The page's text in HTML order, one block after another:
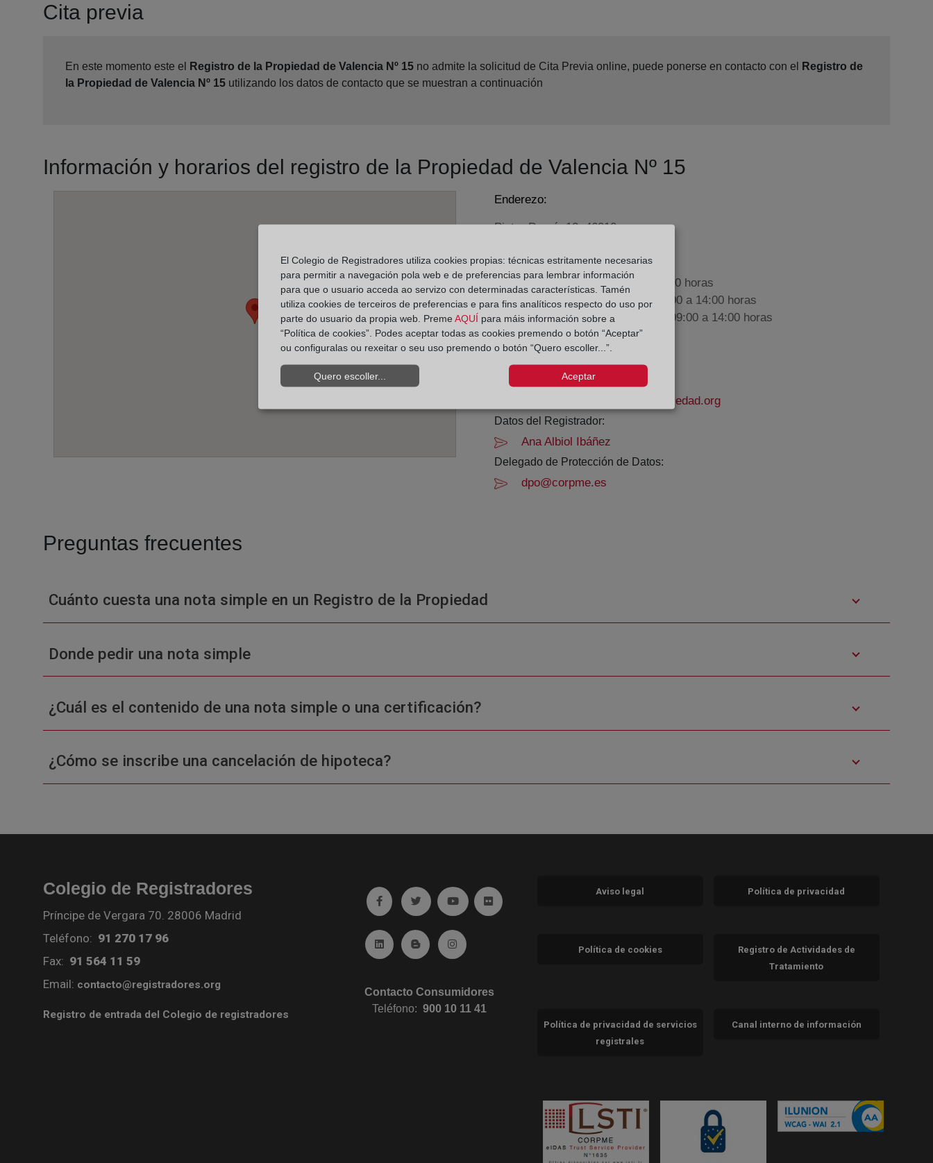
Cita previa
En este momento este el Registro de la Propiedad de Valencia Nº 15 no admite la solicitud de Cita Previa online, puede ponerse en contacto con el
Registro de
la Propiedad de Valencia Nº 15 utilizando los datos de contacto que se muestran a continuación
Información y horarios del registro de la Propiedad de Valencia Nº 15
Enderezo:
Pintor Peyró, 12, 46010
Horario:
De lunes a viernes de 09:00 a 17:00 horas
Agosto: De lunes a viernes de 09:00 a 14:00 horas
Los días 24 y 31 de diciembre de 09:00 a 14:00 horas
Datos de contacto:
(96) 389 16 40
valencia15@registrodelapropiedad.org
Datos del Registrador:
Ana Albiol Ibáñez
Delegado de Protección de Datos:
dpo@corpme.es
Preguntas frecuentes
Cuánto cuesta una nota simple en un Registro de la Propiedad
Donde pedir una nota simple
¿Cuál es el contenido de una nota simple o una certificación?
¿Cómo se inscribe una cancelación de hipoteca?
Colegio de Registradores
Príncipe de Vergara 70. 28006 Madrid
Teléfono: 91 270 17 96
Fax: 91 564 11 59
Email: contacto@registradores.org
Registro de entrada del Colegio de registradores
Ir a facebook (abre en ventana nueva)
Ir a twitter (abre en ventana nueva)
Ir a YouTube (abre en ventana nueva)
Ir a Flickr (abre en ventana nueva)
Ir a Linkedin (abre en ventana nueva)
Ir al Blog (abre en ventana nueva)
Ir a Instagram (abre en ventana nueva)
Contacto Consumidores
Teléfono:900 10 11 41
Aviso legal Política de privacidad
Política de cookies
Registro de Actividades de
Tratamiento
Política de privacidad de servicios
registrales
Canal interno de información
El Colegio de Registradores utiliza cookies propias: técnicas estritamente necesarias
para permitir a navegación pola web e de preferencias para lembrar información
para que o usuario acceda ao servizo con determinadas características. Tamén
utiliza cookies de terceiros de preferencias e para fins analíticos respecto do uso por
parte do usuario da propia web. Preme AQUÍ para máis información sobre a
“Política de cookies”. Podes aceptar todas as cookies premendo o botón “Aceptar”
ou configuralas ou rexeitar o seu uso premendo o botón “Quero escoller...”.
Quero escoller... Aceptar